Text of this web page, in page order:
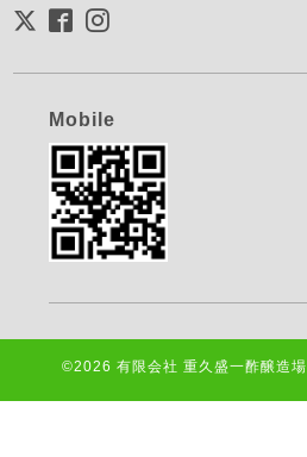
Mobile
©2026 有限会社 重久盛一酢醸造場